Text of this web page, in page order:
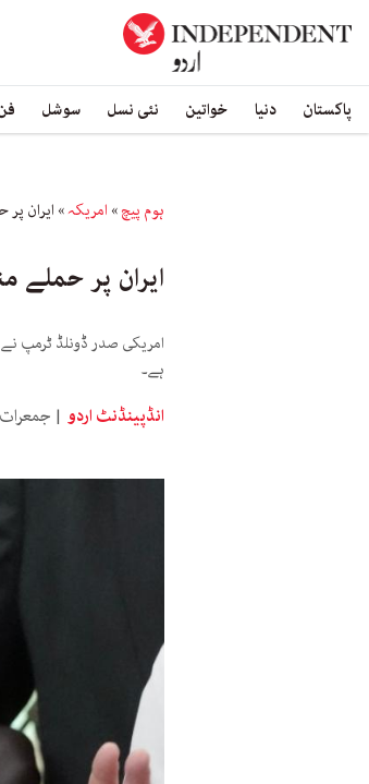
پاکستان دنیا خواتین نئی نسل سوشل
ہوم پیچ» امریکہ» ایران
ایران پر حملے
امریکی صدر ڈونلڈ ٹرمپ
ہے۔
انڈپینڈنٹ اردو جمعرات 11 جون 2026 23:00